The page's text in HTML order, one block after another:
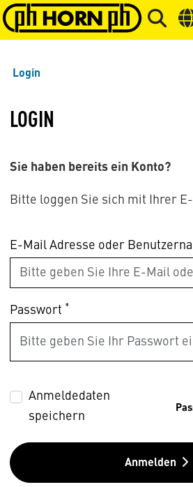
Springe zu Hauptinhalt Springe
Login
LOGIN
Sie haben bereits ein Konto?
Bitte loggen Sie sich mit Ihrer
E-Mail Adresse oder
Passwort *
Anmeldedaten
speichern
Anmelden